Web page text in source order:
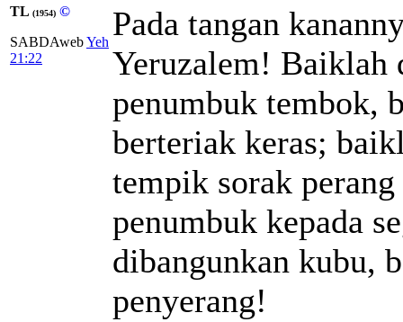
TL (1954) ©
SABDAwebYeh
21:22
Pada tangan
Yeruzalem! Baiklah
penumbuk tembok,
berteriak keras;
tempik sorak
penumbuk kepada
dibangunkan kubu,
penyerang!